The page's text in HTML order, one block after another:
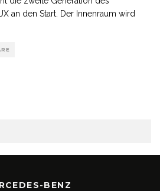
an den Start. Der Innenraum wird
BENZ